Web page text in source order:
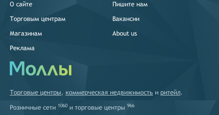
О сайте
Торговым центрам
Магазинам
Реклама
Пишите нам
Вакансии
About us
Торговые центры, коммерческая недвижимость и ритейл.
Розничные сети 1060 и торговые центры 966